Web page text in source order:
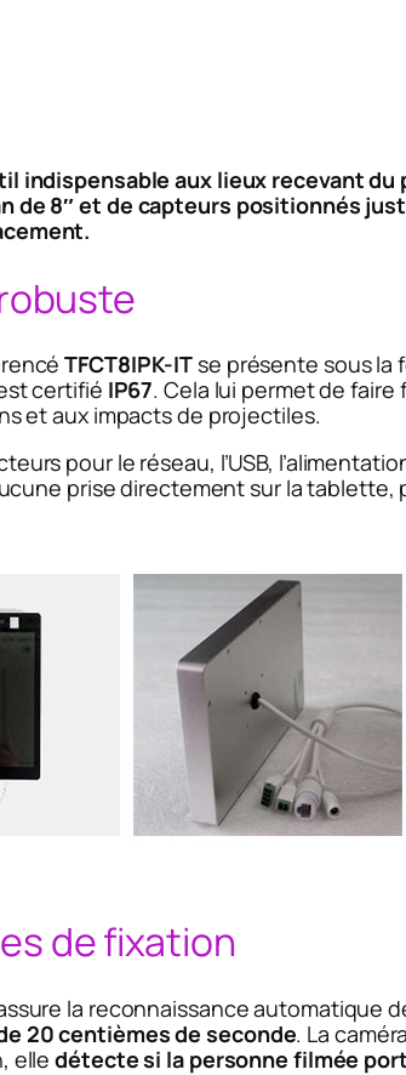
indispensable aux lieux recevant
de 8″ et de capteurs positionnés
TFCT8IPK-ITse présente sous la
certifié IP67. Cela lui permet de
et aux impacts de projectiles.
pour le réseau, l’USB,
prise directement sur la
de fixation
la reconnaissance automatique
20 centièmes de seconde. La caméra
elledétecte si la personne filmée